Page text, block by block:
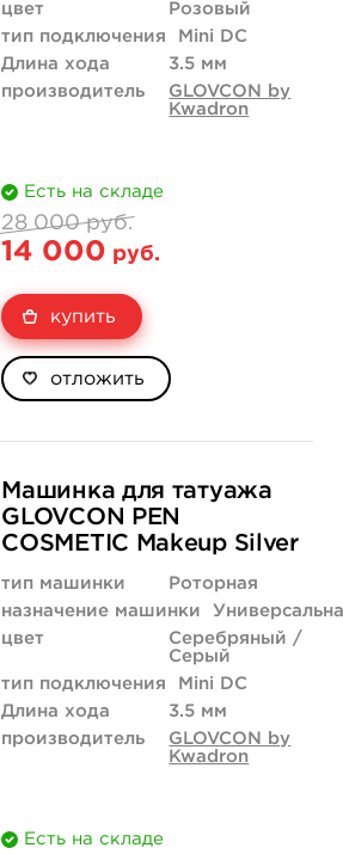
цвет
Розовый
тип подключения
Mini DC
Длина хода
3.5 мм
производитель
GLOVCON by
Kwadron
Есть на складе
28 000 руб.
14 000 руб.
купить
отложить
Машинка для татуажа
GLOVCON PEN
COSMETIC Makeup Silver
тип машинки
Роторная
назначение машинки
цвет
Серебряный /
Серый
тип подключения
Mini DC
Длина хода
3.5 мм
производитель
GLOVCON by
Kwadron
Есть на складе